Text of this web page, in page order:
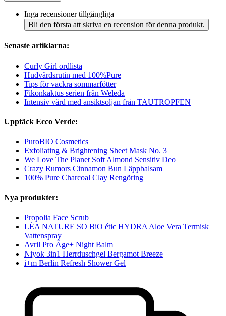
Inga recensioner tillgängliga
Bli den första att skriva en recension för denna produkt.
Senaste artiklarna:
Curly Girl ordlista
Hudvårdsrutin med 100%Pure
Tips för vackra sommarfötter
Fikonkaktus serien från Weleda
Intensiv vård med ansiktsoljan från TAUTROPFEN
Upptäck Ecco Verde:
PuroBIO Cosmetics
Exfoliating & Brightening Sheet Mask No. 3
We Love The Planet Soft Almond Sensitiv Deo
Crazy Rumors Cinnamon Bun Läppbalsam
100% Pure Charcoal Clay Rengöring
Nya produkter:
Propolia Face Scrub
LÉA NATURE SO BiO étic HYDRA Aloe Vera Termisk
Vattenspray
Avril Pro Âge+ Night Balm
Niyok 3in1 Herrduschgel Bergamot Breeze
i+m Berlin Refresh Shower Gel